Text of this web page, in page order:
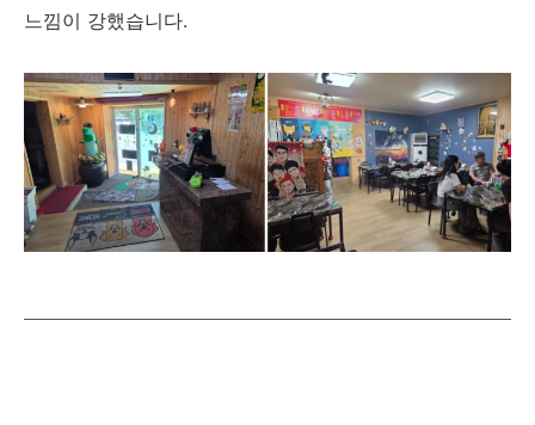
느낌이 강했습니다.